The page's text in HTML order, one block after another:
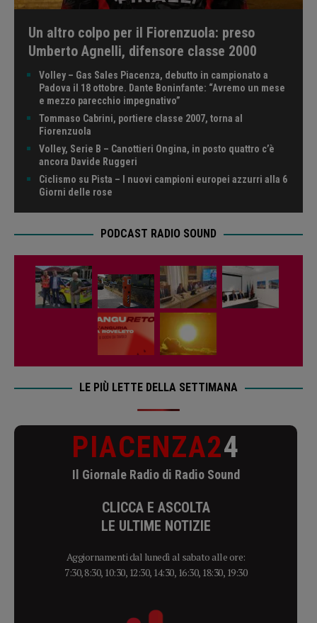
Un altro colpo per il Fiorenzuola: preso
Umberto Agnelli, difensore classe 2000
Volley – Gas Sales Piacenza, debutto in campionato a
Padova il 18 ottobre. Dante Boninfante: “Avremo un mese
e mezzo parecchio impegnativo”
Tommaso Cabrini, portiere classe 2007, torna al
Fiorenzuola
Volley, Serie B – Canottieri Ongina, in posto quattro c’è
ancora Davide Ruggeri
Ciclismo su Pista – I nuovi campioni europei azzurri alla 6
Giorni delle rose
PODCAST RADIO SOUND
LE PIÙ LETTE DELLA SETTIMANA
PIACENZA24
Il Giornale Radio di Radio Sound
CLICCA E ASCOLTA
LE ULTIME NOTIZIE
Aggiornamenti dal lunedì al sabato alle ore:
7:30, 8:30, 10:30, 12:30, 14:30, 16:30, 18:30, 19:30